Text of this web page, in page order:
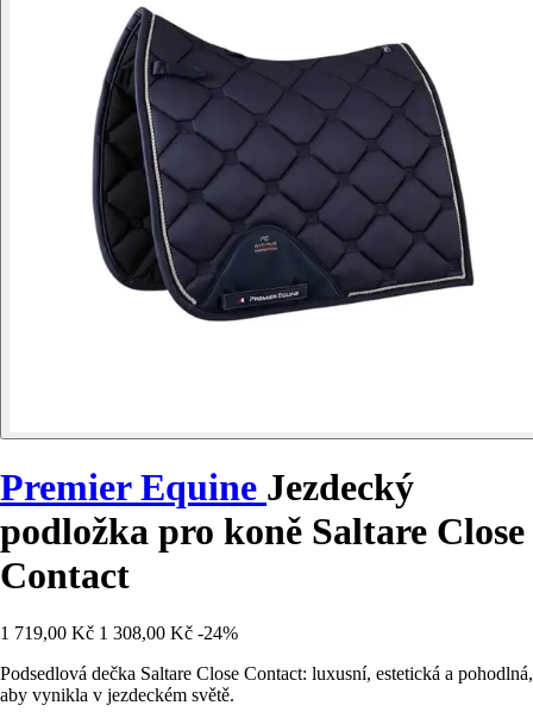
Premier Equine Jezdecký
podložka pro koně Saltare Close
Contact
1 719,00 Kč 1 308,00 Kč -24%
Podsedlová dečka Saltare Close Contact: luxusní, estetická a pohodlná,
aby vynikla v jezdeckém světě.